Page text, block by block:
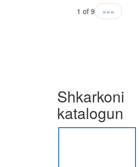
1 of 9 »»»
Shkarkoni
katalogun